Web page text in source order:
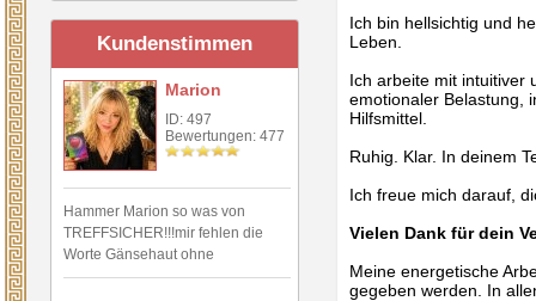
Kundenstimmen
Marion
ID: 497
Bewertungen: 477
Hammer Marion so was von
TREFFSICHER!!!mir fehlen die
Worte Gänsehaut ohne
Ich bin hellsichtig und
Leben.
Ich arbeite mit intuitiver
emotionaler Belastung,
Hilfsmittel.
Ruhig. Klar. In deinem
Ich freue mich darauf,
Vielen Dank für dein
Meine energetische
gegeben werden. In